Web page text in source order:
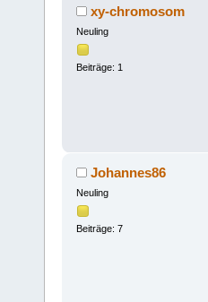
xy-chromosom
Neuling
Beiträge: 1
Johannes86
Neuling
Beiträge: 7